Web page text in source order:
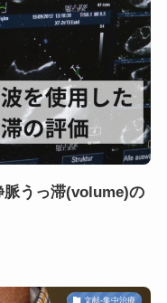
脈うっ滞(volume)の
文献-集中治療